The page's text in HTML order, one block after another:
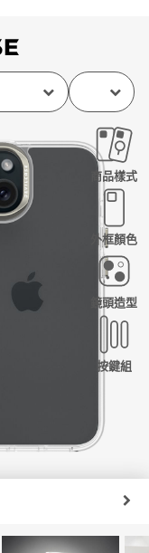
商品樣式
外框顏色
鏡頭造型
按鍵組